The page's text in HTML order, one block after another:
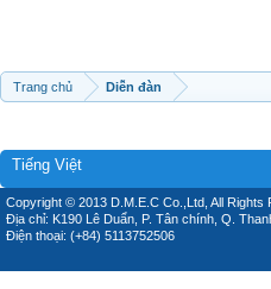
Trang chủ Diễn đàn
Tiếng Việt
Copyright © 2013 D.M.E.C Co.,Ltd, All Rights
Địa chỉ: K190 Lê Duẩn, P. Tân chính, Q.
Điện thoại: (+84) 5113752506